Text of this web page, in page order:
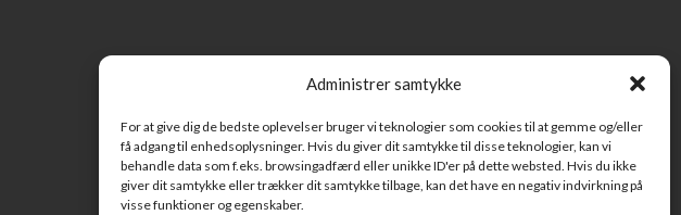
Administrer samtykke
For at give dig de bedste oplevelser bruger vi teknologier som cookies til at gemme og/eller
få adgang til enhedsoplysninger. Hvis du giver dit samtykke til disse teknologier, kan vi
behandle data som f.eks. browsingadfærd eller unikke ID'er på dette websted. Hvis du ikke
giver dit samtykke eller trækker dit samtykke tilbage, kan det have en negativ indvirkning på
visse funktioner og egenskaber.